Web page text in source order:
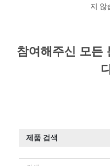
지 않
참여해주신 모든
제품 검색